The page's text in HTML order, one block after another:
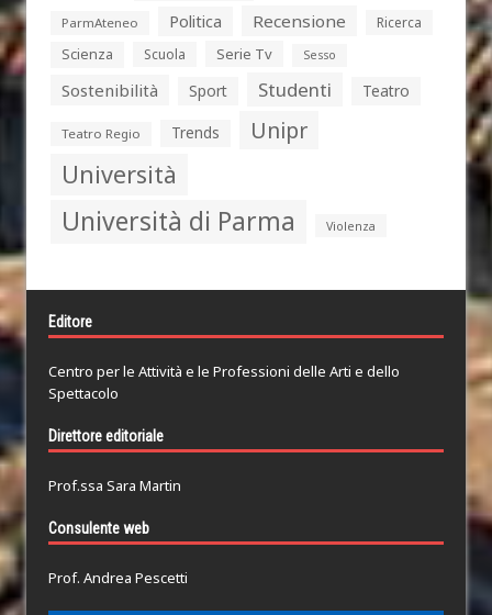
ParmAteneo Politica Recensione
Ricerca
Scienza
Scuola Serie Tv Sesso
Sostenibilità Sport Studenti Teatro
Teatro Regio Trends Unipr
Università
Università di Parma Violenza
Editore
Centro per le Attività e le Professioni delle Arti e dello
Spettacolo
Direttore editoriale
Prof.ssa Sara Martin
Consulente web
Prof. Andrea Pescetti